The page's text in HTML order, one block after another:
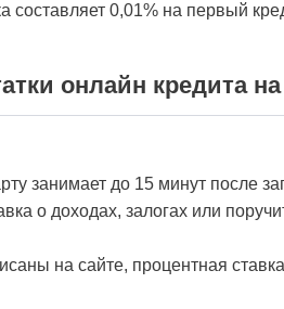
составляет 0,01% на первый
онлайн кредита на
занимает до 15 минут после
о доходах, залогах или
на сайте, процентная